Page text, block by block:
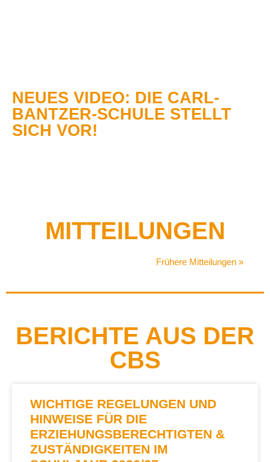
NEUES VIDEO: DIE CARL-
BANTZER-SCHULE STELLT
SICH VOR!
MITTEILUNGEN
Frühere Mitteilungen »
BERICHTE AUS DER
CBS
WICHTIGE REGELUNGEN UND
HINWEISE FÜR DIE
ERZIEHUNGSBERECHTIGTEN &
ZUSTÄNDIGKEITEN IM